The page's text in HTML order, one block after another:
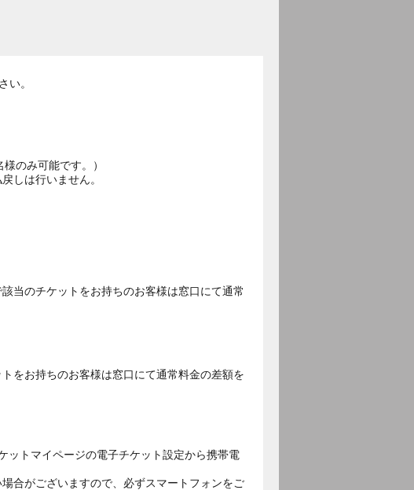
い。
のみ可能です。）
しは行いません。
当のチケットをお持ちのお客様は窓口にて通常
をお持ちのお客様は窓口にて通常料金の差額を
ットマイページの電子チケット設定から携帯電
合がございますので、必ずスマートフォンをご